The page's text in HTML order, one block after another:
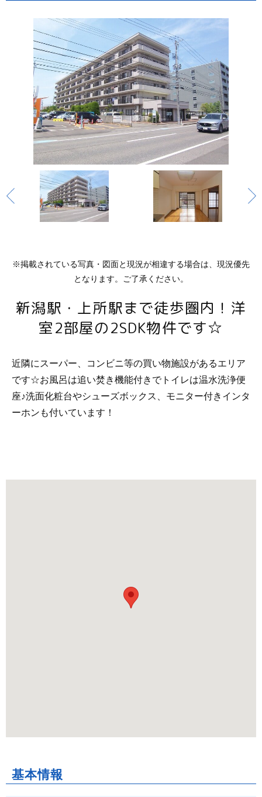
※掲載されている写真・図面と現況が相違する場合は、現況優先
となります。ご了承ください。
新潟駅・上所駅まで徒歩圏内！洋
室2部屋の2SDK物件です☆
近隣にスーパー、コンビニ等の買い物施設があるエリア
です☆お風呂は追い焚き機能付きでトイレは温水洗浄便
座♪洗面化粧台やシューズボックス、モニター付きインタ
ーホンも付いています！
基本情報